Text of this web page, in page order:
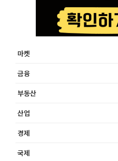
마켓
금융
부동산
산업
경제
국제